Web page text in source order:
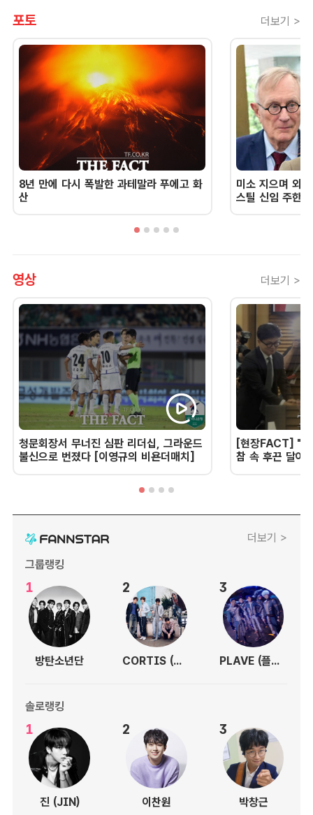
포토 더보기 >
8년 만에 다시 폭발한 과테말라 푸에고 화
산
미소 지으며 외
스틸 신임 주한
영상 더보기 >
청문회장서 무너진 심판 리더십, 그라운드
불신으로 번졌다 [이영규의 비욘더매치]
[현장FACT] "한
참 속 후끈 달아
더보기 >
그룹랭킹
1
방탄소년단
2
CORTIS (코르티스)
3
PLAVE (플레이브)
솔로랭킹
1
진 (JIN)
2
이찬원
3
박창근